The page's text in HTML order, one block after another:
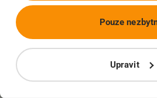
Upravit
Pouze